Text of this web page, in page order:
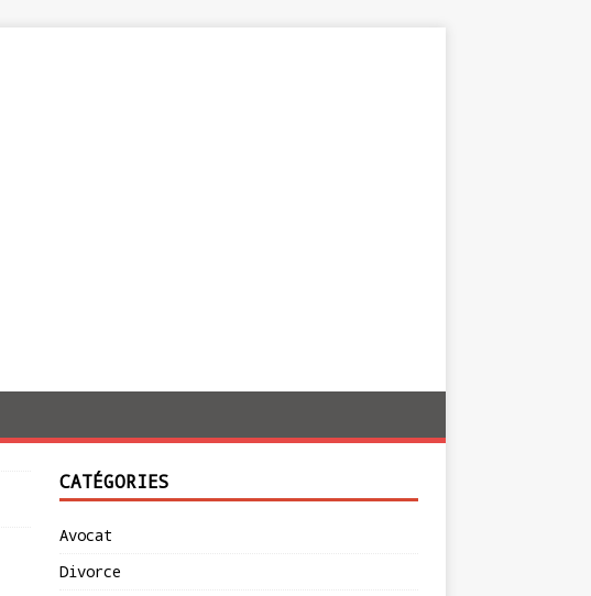
CATÉGORIES
Avocat
Divorce